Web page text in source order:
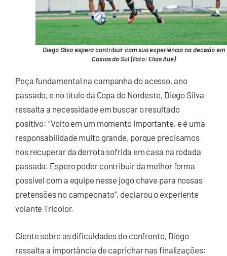
Diego Silva espera contribuir com sua experiência na decisão em
Caxias do Sul (Foto: Elias Auê)
Peça fundamental na campanha do acesso, ano
passado, e no título da Copa do Nordeste, Diego Silva
ressalta a necessidade em buscar o resultado
positivo: “Volto em um momento importante, e é uma
responsabilidade muito grande, porque precisamos
nos recuperar da derrota sofrida em casa na rodada
passada. Espero poder contribuir da melhor forma
possível com a equipe nesse jogo chave para nossas
pretensões no campeonato”, declarou o experiente
volante Tricolor.
Ciente sobre as dificuldades do confronto, Diego
ressalta a importância de caprichar nas finalizações: